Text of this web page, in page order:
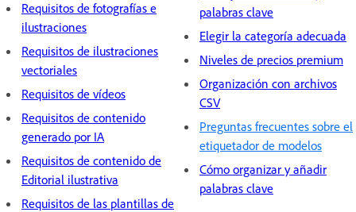
Requisitos de fotografías e
ilustraciones
Requisitos de ilustraciones
vectoriales
Requisitos de vídeos
Requisitos de contenido
generado por IA
Requisitos de contenido de
Editorial ilustrativa
Requisitos de las plantillas de
palabras clave
Elegir la categoría adecuada
Niveles de precios premium
Organización con archivos
CSV
Preguntas frecuentes sobre el
etiquetador de modelos
Cómo organizar y añadir
palabras clave